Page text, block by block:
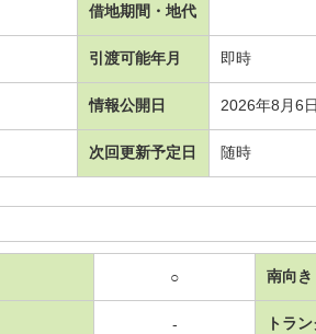
借地期間・地代
引渡可能年月 即時
情報公開日 2026年8月6
次回更新予定日 随時
○ 南向き
- トラ